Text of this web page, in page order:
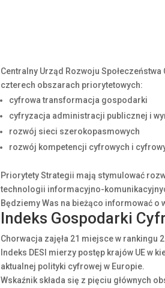
Centralny Urząd Rozwoju
czterech obszarach priorytetowych:
cyfrowa transformacja gospodarki
cyfryzacja administracji publicznej i
rozwój sieci szerokopasmowych
rozwój kompetencji cyfrowych i
Priorytety Strategii mają stymulować
technologii informacyjno-
Będziemy Was na bieżąco informować o
Indeks Gospodarki
Chorwacja zajęła 21 miejsce w rankingu
Indeks DESI mierzy postęp krajów UE
aktualnej polityki cyfrowej w Europie.
Wskaźnik składa się z pięciu głównych